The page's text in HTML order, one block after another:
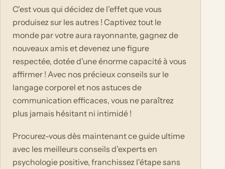
C'est vous qui décidez de l'effet que vous
produisez sur les autres ! Captivez tout le
monde par votre aura rayonnante, gagnez de
nouveaux amis et devenez une figure
respectée, dotée d'une énorme capacité à vous
affirmer ! Avec nos précieux conseils sur le
langage corporel et nos astuces de
communication efficaces, vous ne paraîtrez
plus jamais hésitant ni intimidé !
Procurez-vous dès maintenant ce guide ultime
avec les meilleurs conseils d'experts en
psychologie positive, franchissez l'étape sans